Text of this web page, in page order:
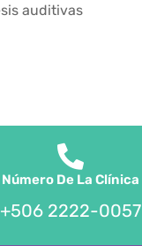
auditivas
Número De La Clínica
+506 2222-0057